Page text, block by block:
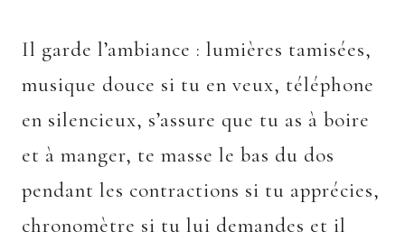
Il garde l’ambiance : lumières tamisées,
musique douce si tu en veux, téléphone
en silencieux, s’assure que tu as à boire
et à manger, te masse le bas du dos
pendant les contractions si tu apprécies,
chronomètre si tu lui demandes et il